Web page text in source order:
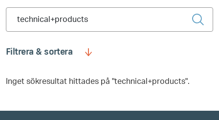
Filtrera & sortera
Inget sökresultat hittades på "technical+products".